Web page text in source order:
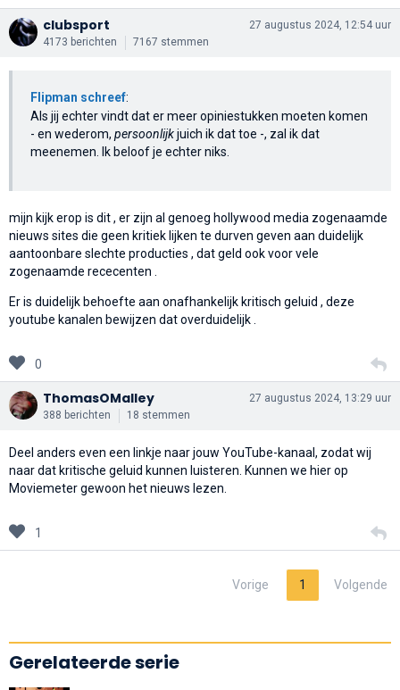
clubsport
4173 berichten 7167 stemmen
27 augustus 2024, 12:54 uur
Flipman schreef:
Als jij echter vindt dat er meer opiniestukken moeten komen
- en wederom, persoonlijkjuich ik dat toe -, zal ik dat
meenemen. Ik beloof je echter niks.
mijn kijk erop is dit , er zijn al genoeg hollywood media zogenaamde
nieuws sites die geen kritiek lijken te durven geven aan duidelijk
aantoonbare slechte producties , dat geld ook voor vele
zogenaamde rececenten .
Er is duidelijk behoefte aan onafhankelijk kritisch geluid , deze
youtube kanalen bewijzen dat overduidelijk .
0
ThomasOMalley
388 berichten 18 stemmen
27 augustus 2024, 13:29 uur
Deel anders even een linkje naar jouw YouTube-kanaal, zodat wij
naar dat kritische geluid kunnen luisteren. Kunnen we hier op
Moviemeter gewoon het nieuws lezen.
1
Vorige 1 Volgende
Gerelateerde serie